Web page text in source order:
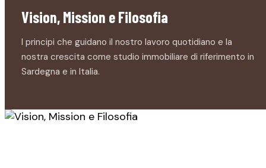
Vision, Mission e Filosofia
I principi che guidano il nostro lavoro quotidiano e la
nostra crescita come studio immobiliare di riferimento in
Sardegna e in Italia.